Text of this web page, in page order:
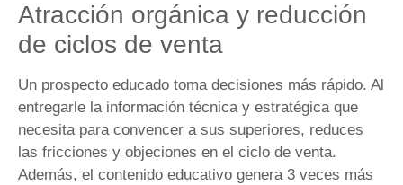
Atracción orgánica y reducción
de ciclos de venta
Un prospecto educado toma decisiones más rápido. Al
entregarle la información técnica y estratégica que
necesita para convencer a sus superiores, reduces
las fricciones y objeciones en el ciclo de venta.
Además, el contenido educativo genera 3 veces más